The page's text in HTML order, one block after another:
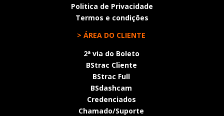
Politica de Privacidade
Termos e condições
> ÁREA DO CLIENTE
2ª via do Boleto
BStrac Cliente
BStrac Full
BSdashcam
Credenciados
Chamado/Suporte